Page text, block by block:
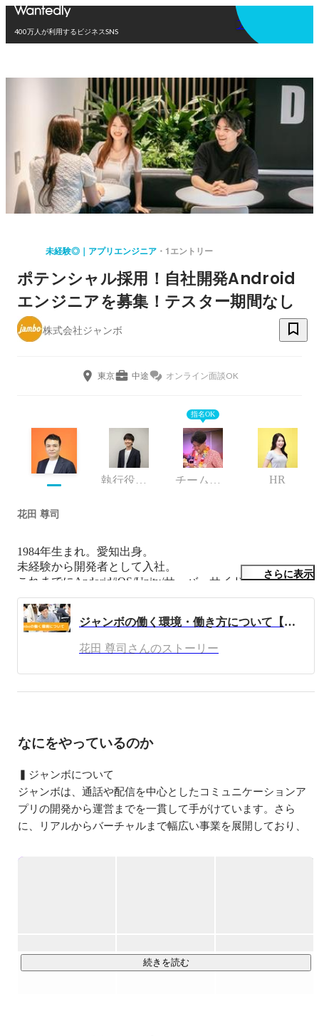
400万人が利用するビジネスSNS
アプリを使う
未経験◎｜アプリエンジニア 1エントリー
ポテンシャル採用！自社開発Android
エンジニアを募集！テスター期間なし
株式会社ジャンボ
東京 中途 オンライン面談OK
執行役員・CTO
指名OK
チームリーダー HR
花田 尊司
1984年生まれ。愛知出身。
未経験から開発者として入社。
これまでにAndorid/iOS/Unity/サーバーサイドエンジニアと
して自社サービスを開発。
サービス拡大に伴い2021年4月に株式会社ジャンボを設
立。
さらに表示
ジャンボの働く環境・働き方について【会社紹介】
花田 尊司さんのストーリー
なにをやっているのか
▍ジャンボについて
ジャンボは、通話や配信を中心としたコミュニケーションア
プリの開発から運営までを一貫して手がけています。さら
に、リアルからバーチャルまで幅広い事業を展開しており、
力を入れています。
続きを読む